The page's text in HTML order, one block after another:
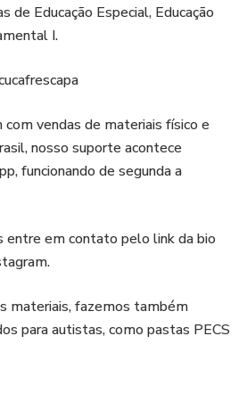
de Educação Especial, Educação
I.
vendas de materiais físico e
nosso suporte acontece
funcionando de segunda a
entre em contato pelo link da bio
materiais, fazemos também
para autistas, como pastas PECS